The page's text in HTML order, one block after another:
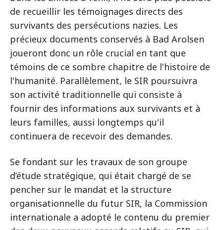
de recueillir les témoignages directs des
survivants des persécutions nazies. Les
précieux documents conservés à Bad Arolsen
joueront donc un rôle crucial en tant que
témoins de ce sombre chapitre de l'histoire de
l'humanité. Parallèlement, le SIR poursuivra
son activité traditionnelle qui consiste à
fournir des informations aux survivants et à
leurs familles, aussi longtemps qu'il
continuera de recevoir des demandes.
Se fondant sur les travaux de son groupe
d’étude stratégique, qui était chargé de se
pencher sur le mandat et la structure
organisationnelle du futur SIR, la Commission
internationale a adopté le contenu du premier